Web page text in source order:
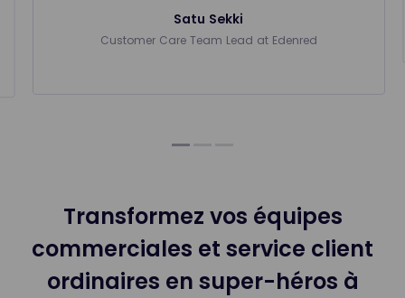
Satu Sekki
Customer Care Team Lead at Edenred
Transformez vos équipes
commerciales et service client
ordinaires en super-héros à